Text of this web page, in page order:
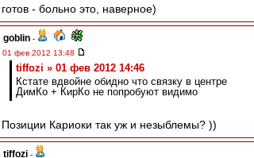
готов - больно это, наверное)
goblin -
01 фев 2012 13:48
tiffozi » 01 фев 2012 14:46
Кстате вдвойне обидно что связку в центре
ДимКо + КирКо не попробуют видимо
Позиции Кариоки так уж и незыблемы? ))
tiffozi -